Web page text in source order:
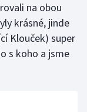
na obou
krásné, jinde
Klouček) super
s koho a jsme